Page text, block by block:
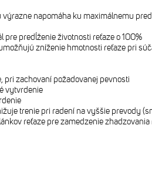
napomáha ku maximálnemu
predĺženie životnosti reťaze o 100%
zníženie hmotnosti reťaze pri
zachovaní požadovanej pevnosti
vytvrdenie
trenie pri radení na vyššie prevody
reťaze pre zamedzenie